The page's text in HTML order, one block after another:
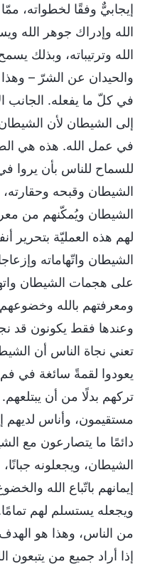
إيجابيٌّ وفقًا لخطواته،
الله وإدراك جوهر الله
الله وترتيباته، وبذلك
والحيدان عن الشرّ –
في كلّ ما يفعله. الجانب
إلى الشيطان لأن
في عمل الله. هذه هي
للسماح للناس بأن يروا
الشيطان وقبحه
الشيطان ويُمكّنهم من
لهم هذه العمليّة بتحرير
الشيطان واتّهاماته
على هجمات الشيطان
ومعرفتهم بالله وخضوعهم
وعندها فقط يكونون قد
تعني نجاة الناس أن
يعودوا لقمةً سائغة في
تركهم بدلًا من أن
مستقيمون، وأناس لديهم
دائمًا ما يتصارعون مع
الشيطان، ويجعلونه
إيمانهم باتّباع الله
ويجعله يستسلم لهم
من الناس، وهذا هو
إذا أراد جميع من يتبعون